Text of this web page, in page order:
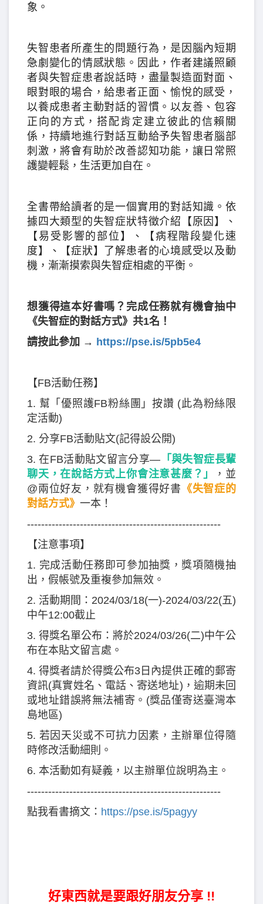
象。
失智患者所產生的問題行為，是因腦內短期
急劇變化的情感狀態。因此，作者建議照顧
者與失智症患者說話時，盡量製造面對面、
眼對眼的場合，給患者正面、愉悅的感受，
以養成患者主動對話的習慣。以友善、包容
正向的方式，搭配肯定建立彼此的信賴關
係，持續地進行對話互動給予失智患者腦部
刺激，將會有助於改善認知功能，讓日常照
護變輕鬆，生活更加自在。
全書帶給讀者的是一個實用的對話知識。依
據四大類型的失智症狀特徵介紹【原因】、
【易受影響的部位】、【病程階段變化速
度】、【症狀】了解患者的心境感受以及動
機，漸漸摸索與失智症相處的平衡。
想獲得這本好書嗎？完成任務就有機會抽中
《失智症的對話方式》共1名！
請按此參加 → https://pse.is/5pb5e4
【FB活動任務】
1. 幫「優照護FB粉絲團」按讚 (此為粉絲限
定活動)
2. 分享FB活動貼文(記得設公開)
3. 在FB活動貼文留言分享— 「與失智症長輩
聊天，在說話方式上你會注意甚麼？」
，並
@兩位好友，就有機會獲得好書 《失智症的
對話方式》 一本！
-------------------------------------------------------
【注意事項】
1. 完成活動任務即可參加抽獎，獎項隨機抽
出，假帳號及重複參加無效。
2. 活動期間：2024/03/18(一)-2024/03/22(五)
中午12:00截止
3. 得獎名單公布：將於2024/03/26(二)中午公
布在本貼文留言處。
4. 得獎者請於得獎公布3日內提供正確的郵寄
資訊(真實姓名、電話、寄送地址)，逾期未回
或地址錯誤將無法補寄。(獎品僅寄送臺灣本
島地區)
5. 若因天災或不可抗力因素，主辦單位得隨
時修改活動細則。
6. 本活動如有疑義，以主辦單位說明為主。
-------------------------------------------------------
點我看書摘文： https://pse.is/5pagyy
好東西就是要跟好朋友分享 !!